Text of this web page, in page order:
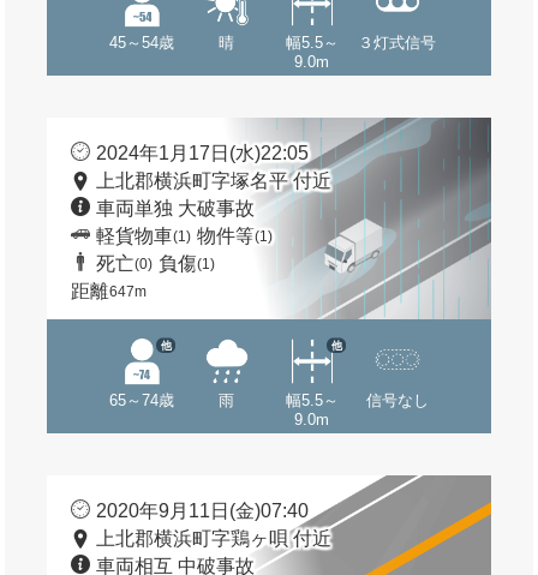
45～54歳 晴
幅5.5～
9.0m
３灯式信号
2024年1月17日(水)22:05
上北郡横浜町字塚名平 付近
車両単独 大破事故
軽貨物車(1) 物件等(1)
死亡(0) 負傷(1)
距離647m
65～74歳
他
雨
幅5.5～
9.0m
他
信号なし
2020年9月11日(金)07:40
上北郡横浜町字鶏ヶ唄 付近
車両相互 中破事故